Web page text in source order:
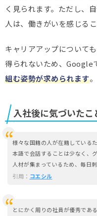
く見られます。ただし、
人は、働きがいを感じる
キャリアアップについて
得られないため、Google
組む姿勢が求められます。
入社後に気づいたこ
様々な国籍の人が在籍している
本語で会話することは少なく、
人材が集まっているため、毎日
引用： コエシル
とにかく周りの社員が優秀であ